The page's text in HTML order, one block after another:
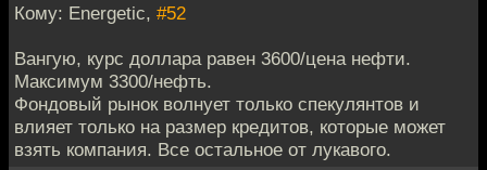
Кому: Energetic, #52
Вангую, курс доллара равен 3600/цена нефти.
Максимум 3300/нефть.
Фондовый рынок волнует только спекулянтов и
влияет только на размер кредитов, которые может
взять компания. Все остальное от лукавого.